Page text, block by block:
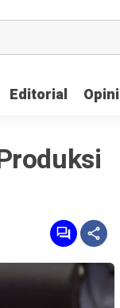
Editorial Opini
Editorial Opini